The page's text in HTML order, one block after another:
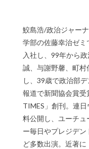
鮫島浩/政治ジャー
学部の佐藤幸治ゼ
入社し、99年から
誠、与謝野馨、町村
し、39歳で政治部
報道で新聞協会賞
TIMES」創刊。連
料公開し、ユーチ
ー毎日やプレジデ
ど多数出演。近著